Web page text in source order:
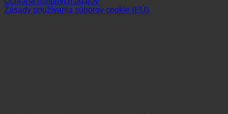
Zásady používania súborov cookie (EÚ)